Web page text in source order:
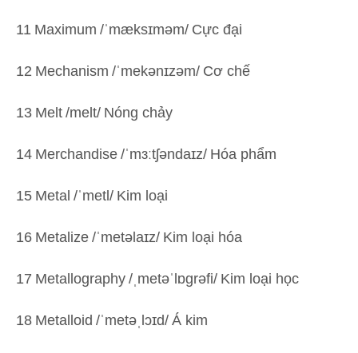
11 Maximum /ˈmæksɪməm/ Cực đại
12 Mechanism /ˈmekənɪzəm/ Cơ chế
13 Melt /melt/ Nóng chảy
14 Merchandise /ˈmɜːtʃəndaɪz/ Hóa phẩm
15 Metal /ˈmetl/ Kim loại
16 Metalize /ˈmetəlaɪz/ Kim loại hóa
17 Metallography /ˌmetəˈlɒɡrəfi/ Kim loại học
18 Metalloid /ˈmetəˌlɔɪd/ Á kim